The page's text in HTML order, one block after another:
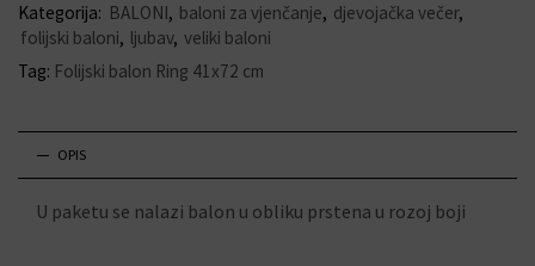
Kategorija: BALONI, baloni za vjenčanje, djevojačka večer,
folijski baloni, ljubav, veliki baloni
Tag: Folijski balon Ring 41x72 cm
OPIS
U paketu se nalazi balon u obliku prstena u rozoj boji